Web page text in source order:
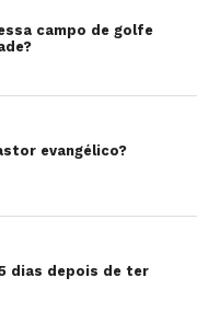
campo de golfe
evangélico?
dias depois de ter